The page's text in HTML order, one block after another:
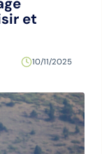
et
10/11/2025